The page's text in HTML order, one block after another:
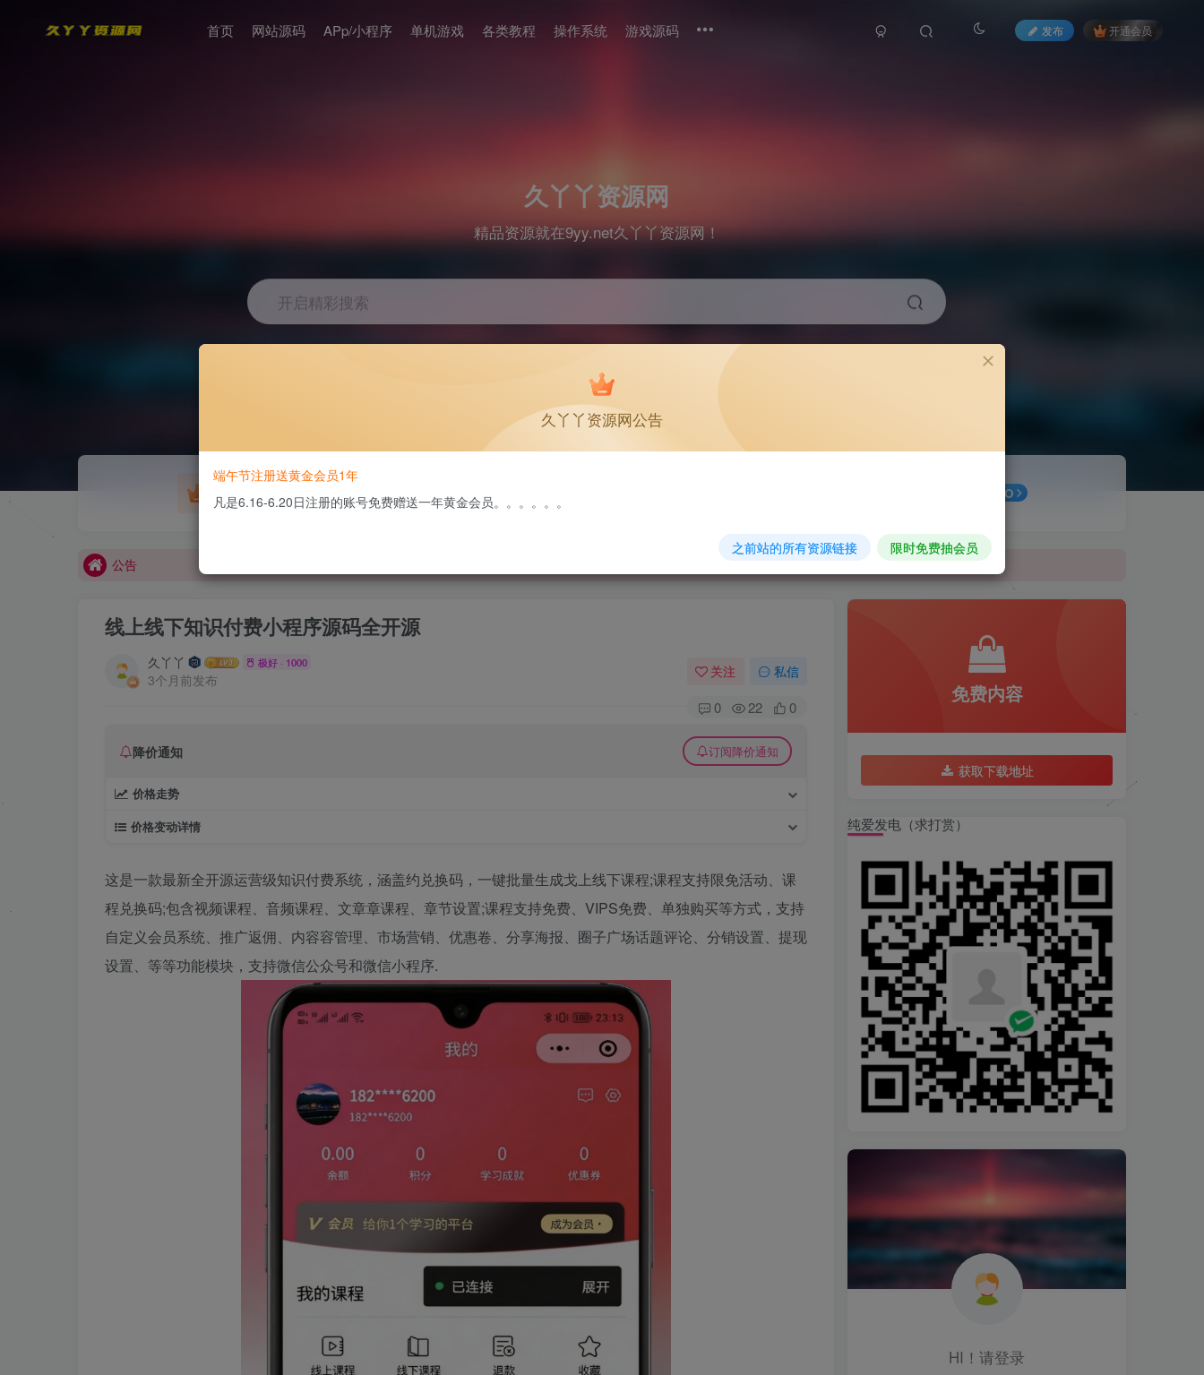
首页 网站源码 APp/小程序 单机游戏 各类教程 操作系统 游戏源码 发布 开通会员
久丫丫资源网
精品资源就在9yy.net久丫丫资源网！
开启精彩搜索
游戏源码 单机游戏 GO
欢迎大家无偿赞助！
公告
线上线下知识付费小程序源码全开源
久丫丫 极好 · 1000
3个月前发布 关注 私信
0 22 0
降价通知 订阅降价通知
价格走势
价格变动详情
这是一款最新全开源运营级知识付费系统，涵盖约兑换码，一键批量生成戈上线下课程;课程支持限免活动、课
程兑换码;包含视频课程、音频课程、文章章课程、章节设置;课程支持免费、VIPS免费、单独购买等方式，支持
自定义会员系统、推广返佣、内容容管理、市场营销、优惠卷、分享海报、圈子广场话题评论、分销设置、提现
设置、等等功能模块，支持微信公众号和微信小程序.
免费内容
获取下载地址
纯爱发电（求打赏）
HI！请登录
久丫丫资源网公告
端午节注册送黄金会员1年
凡是6.16-6.20日注册的账号免费赠送一年黄金会员。。。。。。
之前站的所有资源链接 限时免费抽会员